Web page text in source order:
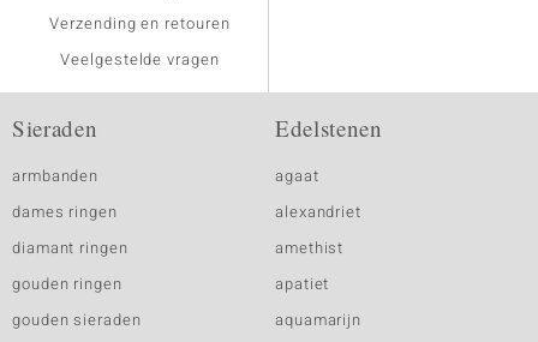
Verzending en retouren
Veelgestelde vragen
Sieraden
armbanden
dames ringen
diamant ringen
gouden ringen
gouden sieraden
Edelstenen
agaat
alexandriet
amethist
apatiet
aquamarijn